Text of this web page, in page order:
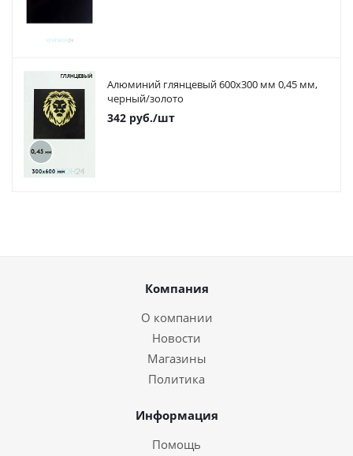
Алюминий глянцевый 600х300 мм 0,45 мм,
черный/золото
342 руб./шт
Компания
О компании
Новости
Магазины
Политика
Информация
Помощь